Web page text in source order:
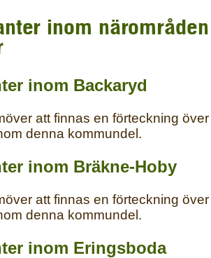
inom
inom Backaryd
att finnas en förteckning
denna kommundel.
inom Bräkne-Hoby
att finnas en förteckning
denna kommundel.
inom Eringsboda